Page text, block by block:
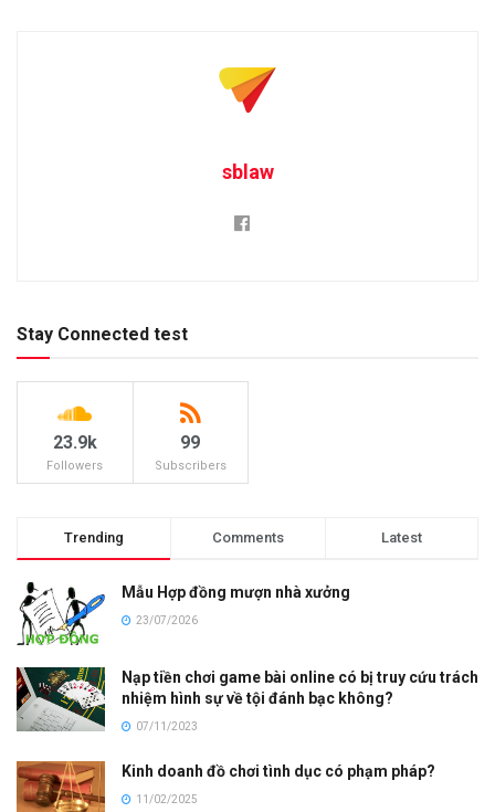
sblaw
Stay Connected test
23.9k
Followers
99
Subscribers
Trending Comments Latest
Mẫu Hợp đồng mượn nhà xưởng
23/07/2026
Nạp tiền chơi game bài online có bị truy cứu trách
nhiệm hình sự về tội đánh bạc không?
07/11/2023
Kinh doanh đồ chơi tình dục có phạm pháp?
11/02/2025